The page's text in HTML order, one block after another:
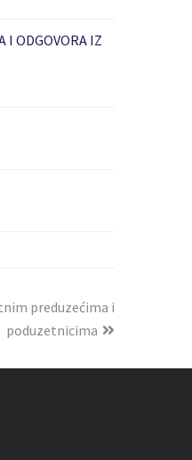
I ODGOVORA IZ
preduzećima i
poduzetnicima